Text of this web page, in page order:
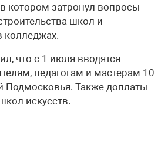
котором затронул вопросы
школ и
колледжах.
что с 1 июля вводятся
педагогам и мастерам 10
Подмосковья. Также доплаты
искусств.